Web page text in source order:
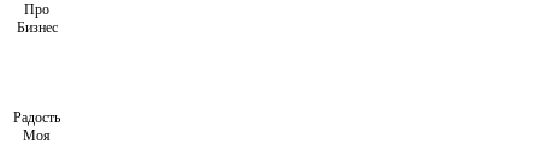
Про
Бизнес
Радость
Моя